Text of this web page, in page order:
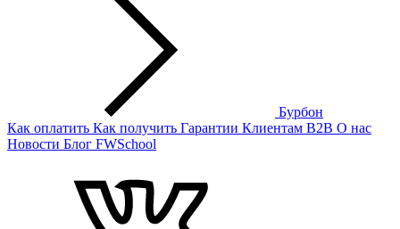
Бурбон
Как оплатить Как получить Гарантии Клиентам B2B О нас
Новости Блог FWSchool